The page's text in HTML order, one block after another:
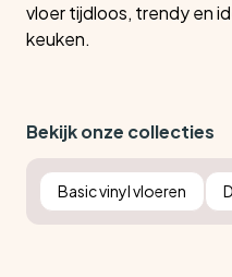
vloer tijdloos, trendy en
keuken.
Bekijk onze collecties
Basic vinyl vloeren